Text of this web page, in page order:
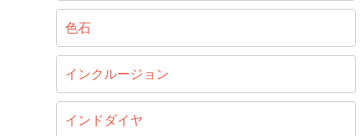
色石
インクルージョン
インドダイヤ